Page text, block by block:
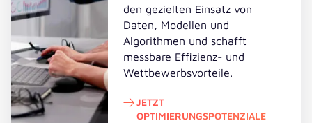
den gezielten Einsatz von
Daten, Modellen und
Algorithmen und schafft
messbare Effizienz- und
Wettbewerbsvorteile.
JETZT
OPTIMIERUNGSPOTENZIALE